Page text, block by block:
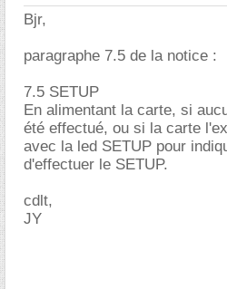
Bjr,
paragraphe 7.5 de la notice :
7.5 SETUP
En alimentant la carte, si
été effectué, ou si la carte
avec la led SETUP pour
d'effectuer le SETUP.
cdlt,
JY